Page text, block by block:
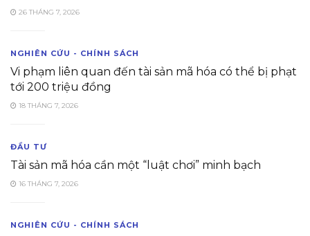
26 THÁNG 7, 2026
NGHIÊN CỨU - CHÍNH SÁCH
Vi phạm liên quan đến tài sản mã hóa có thể bị phạt
tới 200 triệu đồng
18 THÁNG 7, 2026
ĐẦU TƯ
Tài sản mã hóa cần một “luật chơi” minh bạch
16 THÁNG 7, 2026
NGHIÊN CỨU - CHÍNH SÁCH